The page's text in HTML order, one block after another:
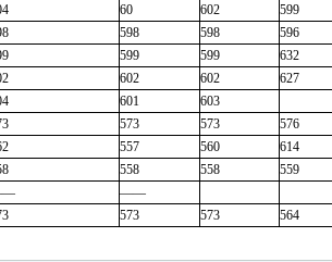
60 602 599
598 598 596
599 599 632
602 602 627
601 603
573 573 576
557 560 614
558 558 559
——
573 573 564